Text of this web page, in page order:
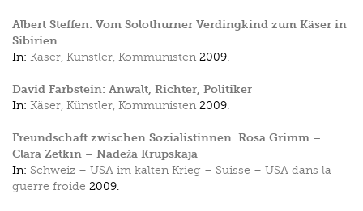
Albert Steffen: Vom Solothurner Verdingkind zum Käser in
Sibirien
In: Käser, Künstler, Kommunisten 2009.
David Farbstein: Anwalt, Richter, Politiker
In: Käser, Künstler, Kommunisten 2009.
Freundschaft zwischen Sozialistinnen. Rosa Grimm –
Clara Zetkin – Nadeža Krupskaja
In: Schweiz – USA im kalten Krieg – Suisse – USA dans la
guerre froide 2009.